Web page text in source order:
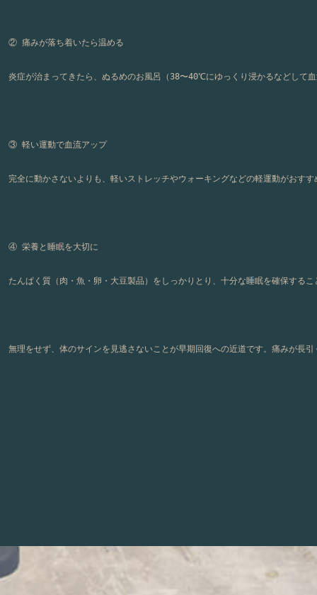
② 痛みが落ち着いたら温める
炎症が治まってきたら、ぬるめのお風呂（38〜40℃にゆっくり浸かるなどして
③ 軽い運動で血流アップ
完全に動かさないよりも、軽いストレッチやウォーキングなどの軽運動がおす
④ 栄養と睡眠を大切に
たんぱく質（肉・魚・卵・大豆製品）をしっかりとり、十分な睡眠を確保する
無理をせず、体のサインを見逃さないことが早期回復への近道です。痛みが長